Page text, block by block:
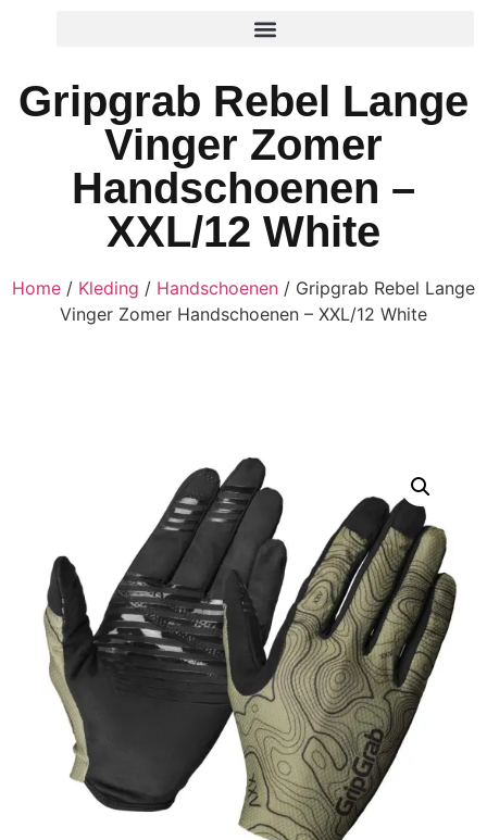
Gripgrab Rebel Lange
Vinger Zomer
Handschoenen –
XXL/12 White
Home / Kleding / Handschoenen / Gripgrab Rebel Lange
Vinger Zomer Handschoenen – XXL/12 White